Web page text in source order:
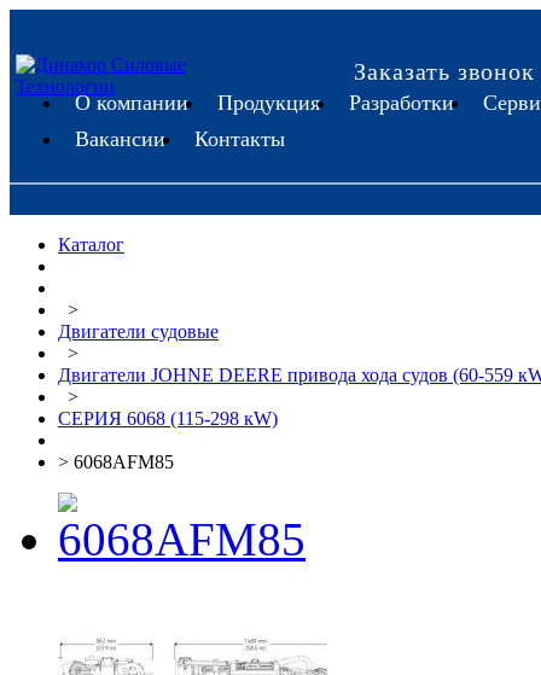
Заказать звонок
О компании Продукция Разработки
Вакансии
Контакты
Каталог
>
Двигатели судовые
>
Двигатели JOHNE DEERE привода хода судов (60-559
>
CЕРИЯ 6068 (115-298 кW)
> 6068AFM85